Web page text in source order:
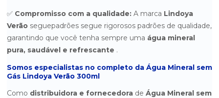
AGUA MINERAL SEM GÁS LINDOYA LATA 310ML C/ 12UN
ÁGUA MINERAL SEM GÁS LINDOYA VERÃO 1,5L C/ 6UN
ÁGUA MINERAL SEM GÁS LINDOYA VERÃO 300ML C/ 12UN
✅ Compromisso com a qualidade: A marca Lindoya
Verão seguepadrões segue rigorosos padrões de qualidade,
garantindo que você tenha sempre uma água mineral
pura, saudável e refrescante .
Somos especialistas no completo da Água Mineral sem
Gás Lindoya Verão 300ml
Como distribuidora e fornecedora de Água Mineral sem